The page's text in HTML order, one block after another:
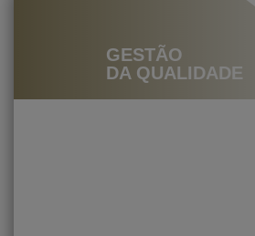
GESTÃO
DA QUALIDADE